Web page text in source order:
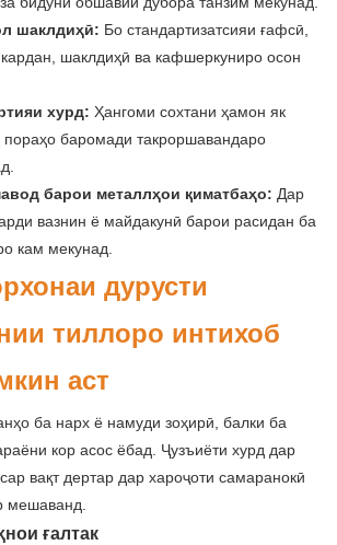
шаклдиҳӣ: Бо стандартизатсияи ғафсӣ,
шаклдиҳӣ ва кафшеркуниро осон
хурд: Ҳангоми сохтани ҳамон як
пораҳо баромади такроршавандаро
барои металлҳои қиматбаҳо: Дар
вазнин ё майдакунӣ барои расидан ба
кам мекунад.
дурусти
тиллоро интихоб
аст
ба нарх ё намуди зоҳирӣ, балки ба
кор асос ёбад. Ҷузъиёти хурд дар
вақт дертар дар хароҷоти самаранокӣ
мешаванд.
ғалтак